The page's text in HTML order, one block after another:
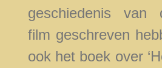
geschiedenis van
film geschreven
ook het boek over